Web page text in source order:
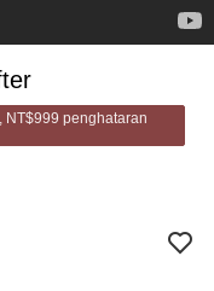
NT$999 penghataran